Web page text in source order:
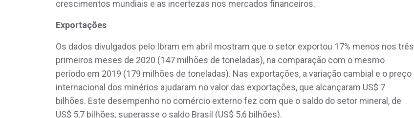
crescimentos mundiais e as incertezas nos mercados financeiros.
Exportações
Os dados divulgados pelo Ibram em abril mostram que o setor exportou 17% menos nos três
primeiros meses de 2020 (147 milhões de toneladas), na comparação com o mesmo
período em 2019 (179 milhões de toneladas). Nas exportações, a variação cambial e o preço
internacional dos minérios ajudaram no valor das exportações, que alcançaram US$ 7
bilhões. Este desempenho no comércio externo fez com que o saldo do setor mineral, de
US$ 5,7 bilhões, superasse o saldo Brasil (US$ 5,6 bilhões).